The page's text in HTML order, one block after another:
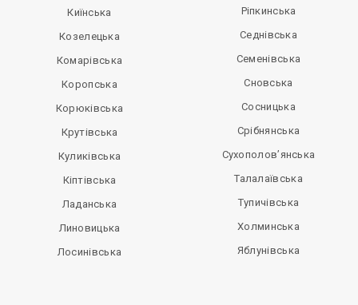
Киїнська
Козелецька
Комарівська
Коропська
Корюківська
Крутівська
Куликівська
Кіптівська
Ладанська
Линовицька
Лосинівська
Ріпкинська
Седнівська
Семенівська
Сновська
Сосницька
Срібнянська
Сухополов’янська
Талалаївська
Тупичівська
Холминська
Яблунівська